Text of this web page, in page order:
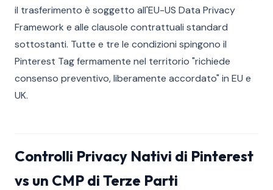
il trasferimento è soggetto all'EU-US Data Privacy
Framework e alle clausole contrattuali standard
sottostanti. Tutte e tre le condizioni spingono il
Pinterest Tag fermamente nel territorio "richiede
consenso preventivo, liberamente accordato" in EU e
UK.
Controlli Privacy Nativi di Pinterest
vs un CMP di Terze Parti